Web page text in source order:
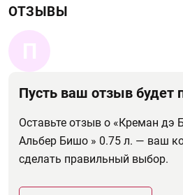
ОТЗЫВЫ
П
Пусть ваш отзыв будет
Оставьте отзыв о «Креман дэ
Альбер Бишо » 0.75 л. — ваш
сделать правильный выбор.